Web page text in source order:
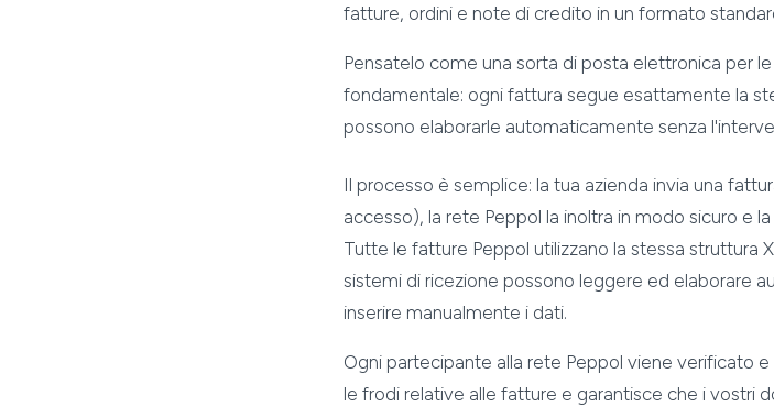
fatture, ordini e note di credito in un formato
Pensatelo come una sorta di posta elettronica per
fondamentale: ogni fattura segue esattamente la
possono elaborarle automaticamente senza
Il processo è semplice: la tua azienda invia una
accesso), la rete Peppol la inoltra in modo sicuro e
Tutte le fatture Peppol utilizzano la stessa struttura
sistemi di ricezione possono leggere ed elaborare
inserire manualmente i dati.
Ogni partecipante alla rete Peppol viene verificato
le frodi relative alle fatture e garantisce che i vostri